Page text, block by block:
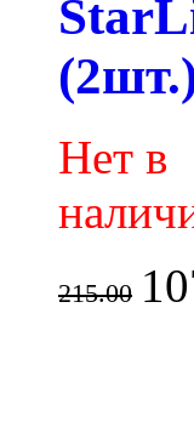
Нет в
215.00